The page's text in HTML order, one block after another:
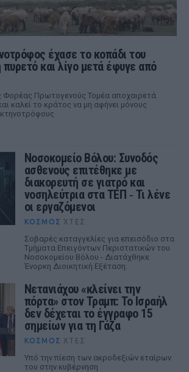
έχασε το κοπάδι του
και λίγο μετά έφυγε από
Φορέας Πρωτογενούς Τομέα αποχαιρετά
καλεί το κράτος να μη αφήνει μόνους
Νοσοκομείο Βόλου: Συνοδός
ασθενούς επιτέθηκε με
διακορευτή σε γιατρό και
νοσηλεύτρια στα ΤΕΠ ‑ Τι λένε
οι εργαζόμενοι
ΚΌΣΜΟΣ ΧΤΕΣ
Σοβαρές καταγγελίες για επεισόδιο στα
Τμήματα Επειγόντων Περιστατικών του
Νοσοκομείου Βόλου - Διατάχθηκε
Ένορκη Διοικητική Εξέταση.
Νετανιάχου «κλείνει την
πόρτα» στον Τραμπ: Το Ισραήλ
δεν δέχεται το έγγραφο 15
σημείων για τη Γάζα
ΚΌΣΜΟΣ ΧΤΕΣ
Υπό την πίεση των ακροδεξιών εταίρων
του στην κυβέρνηση